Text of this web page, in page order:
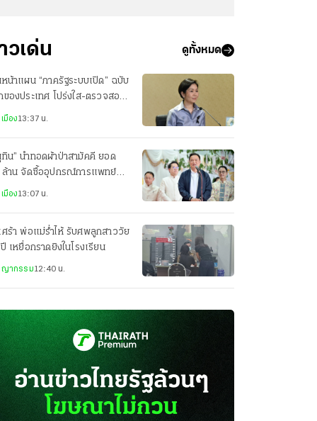
วเด่น ดูทั้งหมด
หน้าแผน “ภาครัฐระบบเปิด” ฉบับ
ของประเทศ โปร่งใส-ตรวจสอบ
กขึ้น
มือง13:37 น.
ทิน” นำทอดผ้าป่าสามัคคี ยอด
าน จัดซื้ออุปกรณ์การแพทย์
ะนอง
มือง13:07 น.
ศร้า พ่อแม่ร่ำไห้ รับศพลูกสาววัย
เหยื่อกราดยิงในโรงเรียน
ญากรรม12:40 น.